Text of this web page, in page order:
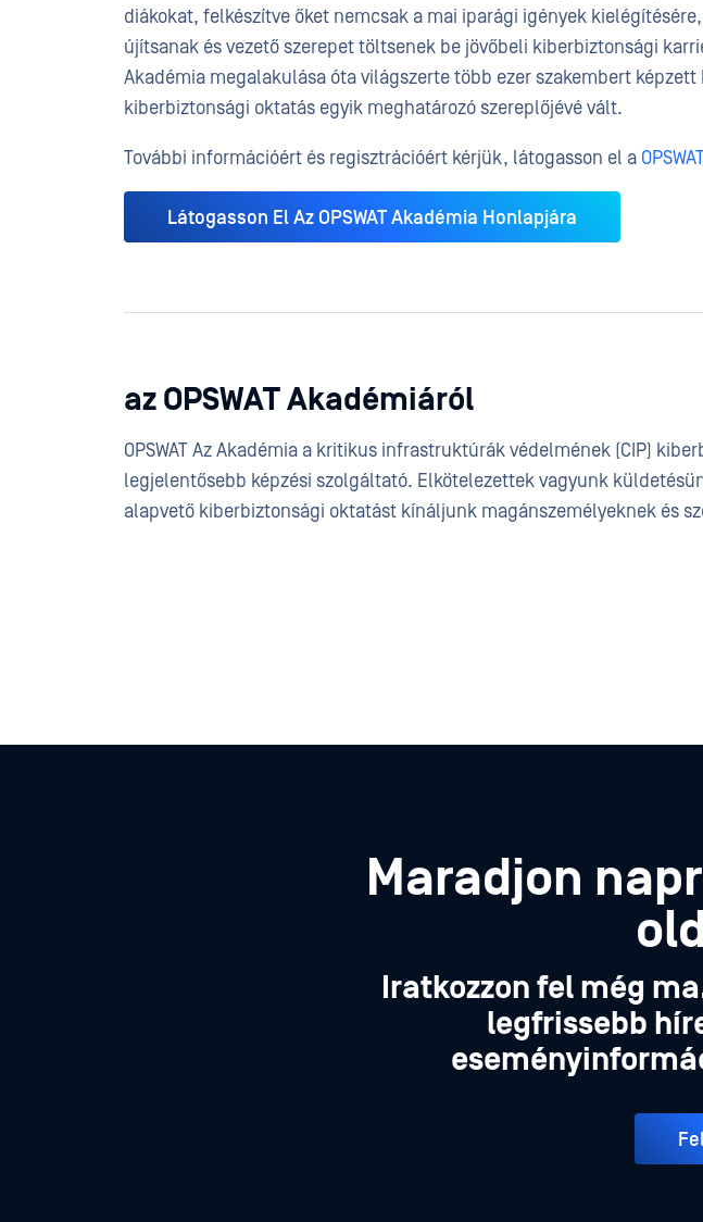
diákokat, felkészítve őket nemcsak a mai iparági igények
újítsanak és vezető szerepet töltsenek be jövőbeli kiberbiztonsági
Akadémia megalakulása óta világszerte több ezer szakembert képzett
kiberbiztonsági oktatás egyik meghatározó szereplőjévé vált.
További információért és regisztrációért kérjük, látogasson el a
Látogasson El Az OPSWAT Akadémia Honlapjára
az OPSWAT Akadémiáról
OPSWAT Az Akadémia a kritikus infrastruktúrák védelmének (CIP)
legjelentősebb képzési szolgáltató. Elkötelezettek vagyunk
alapvető kiberbiztonsági oktatást kínáljunk magánszemélyeknek és
Maradjon
Iratkozzon fel még
legfrissebb